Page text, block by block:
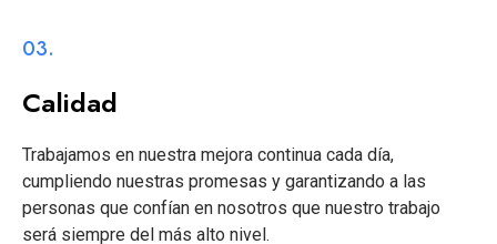
03.
Calidad
Trabajamos en nuestra mejora continua cada día,
cumpliendo nuestras promesas y garantizando a las
personas que confían en nosotros que nuestro trabajo
será siempre del más alto nivel.